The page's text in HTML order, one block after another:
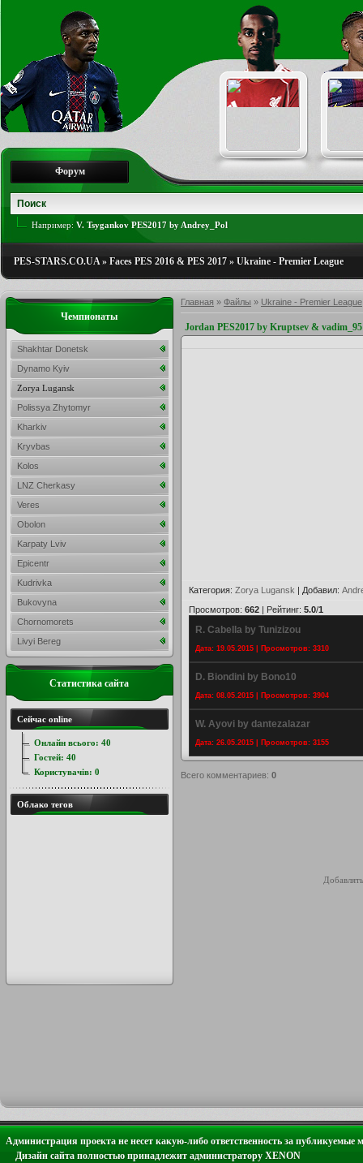
Форум
Например: V. Tsygankov PES2017 by Andrey_Pol
PES-STARS.CO.UA» Faces PES 2016 & PES 2017 » Ukraine - Premier League
Главная » Файлы » Ukraine - Premier League
Jordan PES2017 by Kruptsev & vadim_95
Категория: Zorya Lugansk | Добавил:
Просмотров: 662 | Рейтинг: 5.0/1
R. Cabella by Tunizizou
Дата: 19.05.2015 | Просмотров: 3310
D. Biondini by Bono10
Дата: 08.05.2015 | Просмотров: 3904
W. Ayovi by dantezalazar
Дата: 26.05.2015 | Просмотров: 3155
Всего комментариев: 0
Чемпионаты
Shakhtar Donetsk
Dynamo Kyiv
Zorya Lugansk
Polissya Zhytomyr
Kharkiv
Kryvbas
Kolos
LNZ Cherkasy
Veres
Obolon
Karpaty Lviv
Epicentr
Kudrivka
Bukovyna
Chornomorets
Livyi Bereg
Статистика сайта
Сейчас online
Онлайн всього: 40
Гостей: 40
Користувачів: 0
Облако тегов
Администрация проекта не несет какую-либо ответственность за публикуемые
Дизайн сайта полностью принадлежит администратору XENON